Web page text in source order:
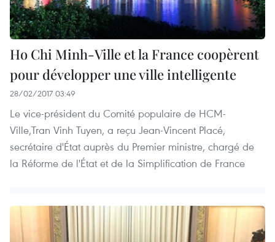
Ho Chi Minh-Ville et la France coopèrent
pour développer une ville intelligente
28/02/2017 03:49
Le vice-président du Comité populaire de HCM-
Ville,Tran Vinh Tuyen, a reçu Jean-Vincent Placé,
secrétaire d'État auprès du Premier ministre, chargé de
la Réforme de l'État et de la Simplification de France